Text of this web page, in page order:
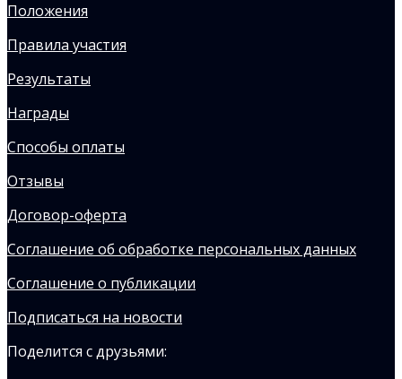
Положения
Правила участия
Результаты
Награды
Способы оплаты
Отзывы
Договор-оферта
Соглашение об обработке персональных данных
Соглашение о публикации
Подписаться на новости
Поделится с друзьями: